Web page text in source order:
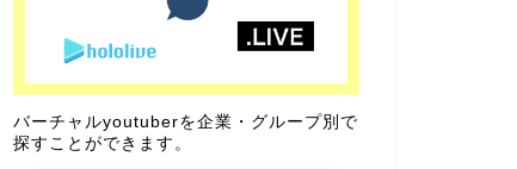
バーチャルyoutuberを企業・グループ別で
探すことができます。